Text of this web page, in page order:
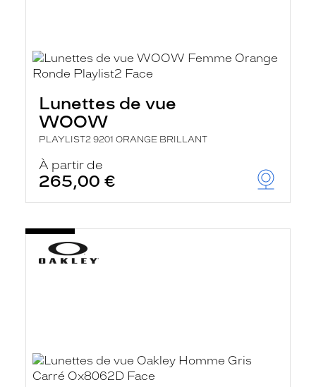
Lunettes de vue
WOOW
PLAYLIST2 9201 ORANGE BRILLANT
À partir de
265,00 €